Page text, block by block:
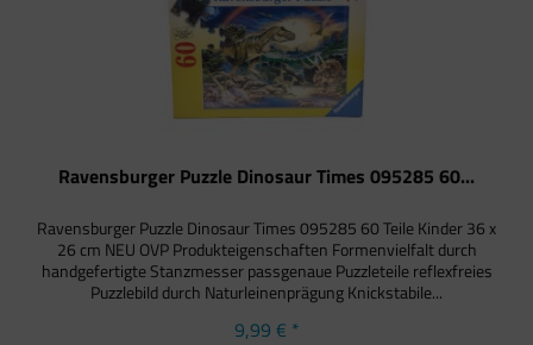
Ravensburger Puzzle Dinosaur Times 095285 60...
Ravensburger Puzzle Dinosaur Times 095285 60 Teile Kinder 36 x
26 cm NEU OVP Produkteigenschaften Formenvielfalt durch
handgefertigte Stanzmesser passgenaue Puzzleteile reflexfreies
Puzzlebild durch Naturleinenprägung Knickstabile...
9,99 € *